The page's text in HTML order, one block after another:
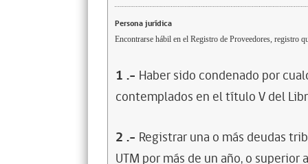
Persona jurídica
Encontrarse hábil en el Registro de Proveedores, registro
1 .- Haber sido condenado por
contemplados en el título V del
2 .- Registrar una o más deudas
UTM por más de un año, o